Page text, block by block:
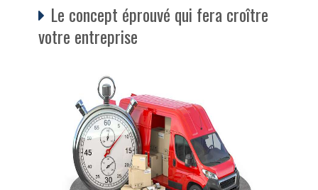
Le concept éprouvé qui fera croître
votre entreprise